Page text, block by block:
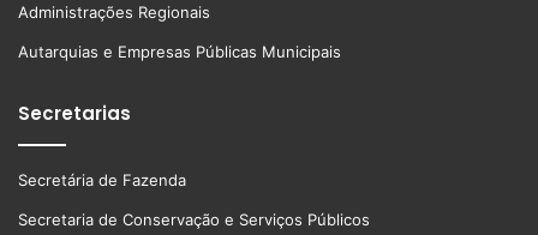
Administrações Regionais
Autarquias e Empresas Públicas Municipais
Secretarias
Secretária de Fazenda
Secretaria de Conservação e Serviços Públicos